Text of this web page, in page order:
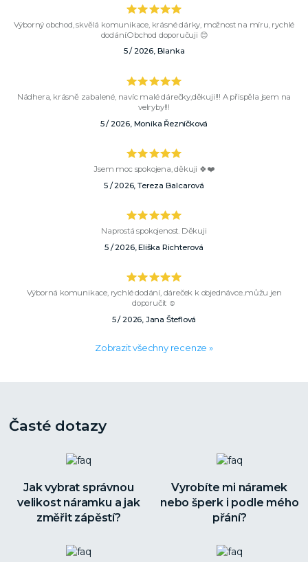
Výborný obchod, skvělá komunikace, krásné dárky, možnost na míru, rychlé
dodání.Obchod doporučuji 😊
5 / 2026, Blanka
Nádhera, krásně zabalené, navíc malé dárečky,děkuji!!! A přispěla jsem na
velryby!!!
5 / 2026, Monika Řezníčková
Jsem moc spokojena, děkuji 🍀❤️
5 / 2026, Tereza Balcarová
Naprostá spokojenost. Děkuji
5 / 2026, Eliška Richterová
Výborná komunikace, rychlé dodání, dáreček k objednávce..můžu jen
doporučit ☺️
5 / 2026, Jana Šteflová
Zobrazit všechny recenze »
Časté dotazy
Jak vybrat správnou
velikost náramku a jak
změřit zápěstí?
Vyrobíte mi náramek
nebo šperk i podle mého
přání?